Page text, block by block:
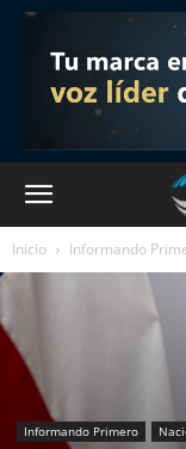
Inicio Informando
Informando Primero